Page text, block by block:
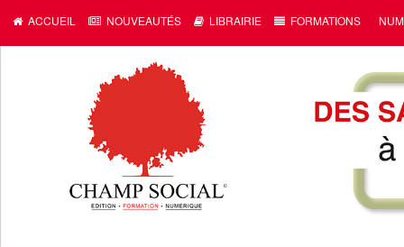
ACCUEIL NOUVEAUTÉS LIBRAIRIE FORMATIONS